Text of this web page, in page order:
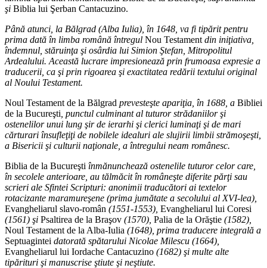
şi Biblia lui Şerban Cantacuzino.
Până atunci, la Bălgrad (Alba Iulia), în 1648, va fi tipărit pentru
prima dată în limba română întregul Nou Testament din iniţiativa,
îndemnul, stăruinţa şi osârdia lui Simion Ştefan, Mitropolitul
Ardealului. Această lucrare impresionează prin frumoasa expresie a
traducerii, ca şi prin rigoarea şi exactitatea redării textului original
al Noului Testament.
Noul Testament de la Bălgrad prevesteşte apariţia, în 1688, a Bibliei
de la Bucureşti , punctul culminant al tuturor strădaniilor şi
ostenelilor unui lung şir de ierarhi şi clerici luminaţi şi de mari
cărturari însufleţiţi de nobilele idealuri ale slujirii limbii strămoşeşti,
a Bisericii şi culturii naţionale, a întregului neam românesc.
Biblia de la Bucureşti înmănunchează ostenelile tuturor celor care,
în secolele anterioare, au tălmăcit în româneşte diferite părţi sau
scrieri ale Sfintei Scripturi: anonimii traducători ai textelor
rotacizante maramureşene (prima jumătate a secolului al XVI-lea),
Evangheliarul slavo-român (1551-1553), Evangheliarul lui Coresi
(1561) şi Psaltirea de la Braşov (1570), Palia de la Orăştie (1582),
Noul Testament de la Alba-Iulia (1648), prima traducere integrală a
Septuagintei datorată spătarului Nicolae Milescu (1664),
Evangheliarul lui Iordache Cantacuzino (1682) şi multe alte
tipărituri şi manuscrise ştiute şi neştiute.